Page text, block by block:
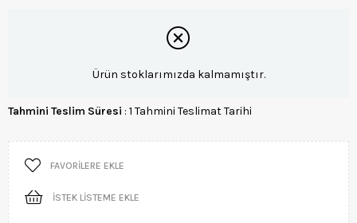
Ürün stoklarımızda kalmamıştır.
Tahmini Teslim Süresi : 1 Tahmini Teslimat Tarihi
FAVORILERE EKLE
İSTEK LISTEME EKLE